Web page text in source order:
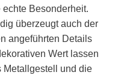
Besonderheit.
überzeugt auch der
angeführten Details
Wert lassen
Metallgestell und die